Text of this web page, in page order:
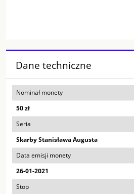
Dane techniczne
Nominał monety
50 zł
Seria
Skarby Stanisława Augusta
Data emisji monety
26-01-2021
Stop